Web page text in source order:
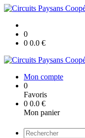
0
0 0.0 €
Mon compte
0
Favoris
0 0.0 €
Mon panier